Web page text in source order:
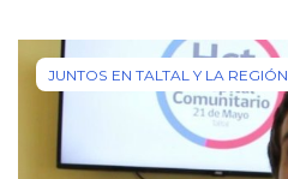
JUNTOS EN TALTAL Y LA